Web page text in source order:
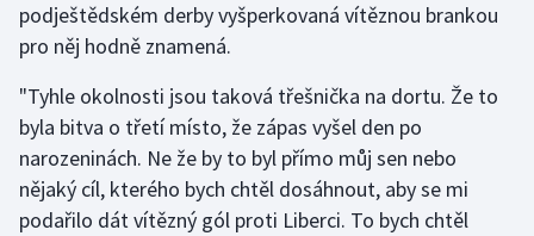
Házená
Jezdectví
Krasobruslení
podještědském derby vyšperkovaná vítěznou brankou
pro něj hodně znamená.
"Tyhle okolnosti jsou taková třešnička na dortu. Že to
byla bitva o třetí místo, že zápas vyšel den po
narozeninách. Ne že by to byl přímo můj sen nebo
nějaký cíl, kterého bych chtěl dosáhnout, aby se mi
podařilo dát vítězný gól proti Liberci. To bych chtěl